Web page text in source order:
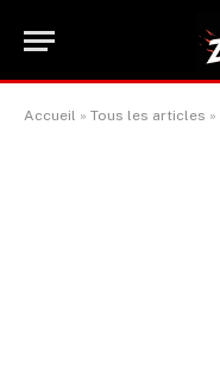
Accueil » Tous les articles »